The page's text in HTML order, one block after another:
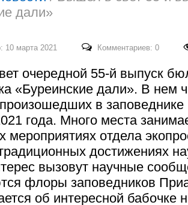
дали»
10 марта 2021 Комментариев: 0
очередной 55-й выпуск
«Буреинские дали». В нем
в
года. Много места
мероприятиях отдела
достижениях
вызовут научные
флоры заповедников
об интересной бабочке